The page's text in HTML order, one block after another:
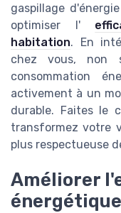
gaspillage
optimiser l'
habitation. En
chez vous, non
consommation
activement à un
durable. Faites le
transformez votre
plus respectueuse
Améliorer